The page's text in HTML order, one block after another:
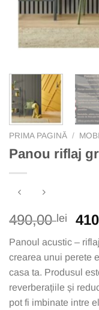
PRIMA PAGINĂ /
Panou riflaj
490,00lei
a
Panoul acustic –
crearea unui perete
casa ta. Produsul
reverberațiile și
pot fi imbinate intre